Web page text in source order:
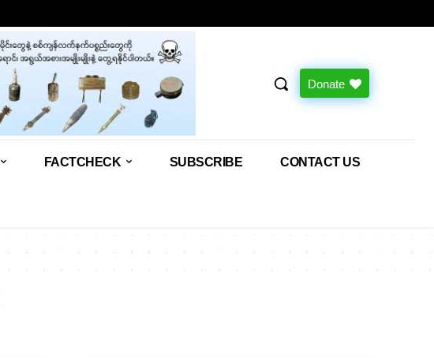
Donate
FACTCHECK SUBSCRIBE CONTACT US